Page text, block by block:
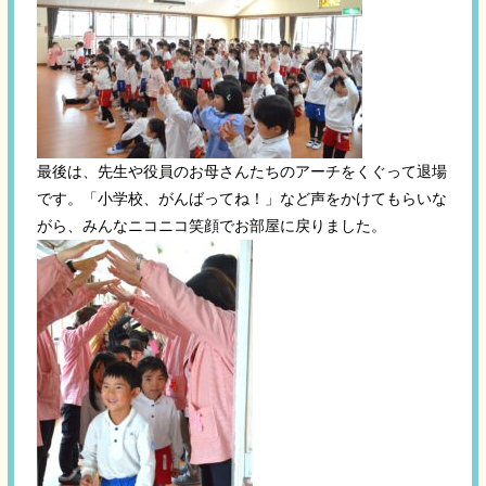
最後は、先生や役員のお母さんたちのアーチをくぐって退場
です。「小学校、がんばってね！」など声をかけてもらいな
がら、みんなニコニコ笑顔でお部屋に戻りました。